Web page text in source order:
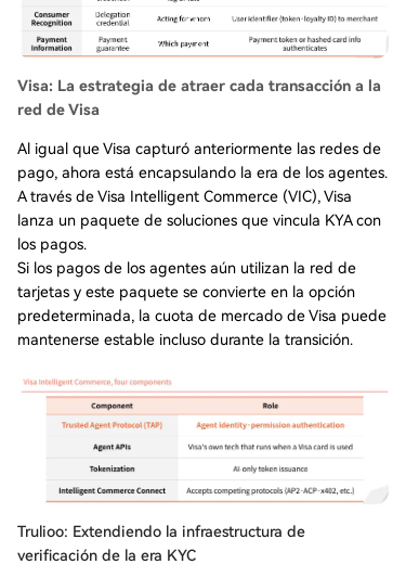
Visa: La estrategia de atraer cada transacción a la
red de Visa
Al igual que Visa capturó anteriormente las redes de
pago, ahora está encapsulando la era de los agentes.
A través de Visa Intelligent Commerce (VIC), Visa
lanza un paquete de soluciones que vincula KYA con
los pagos.
Si los pagos de los agentes aún utilizan la red de
tarjetas y este paquete se convierte en la opción
predeterminada, la cuota de mercado de Visa puede
mantenerse estable incluso durante la transición.
Trulioo: Extendiendo la infraestructura de
verificación de la era KYC